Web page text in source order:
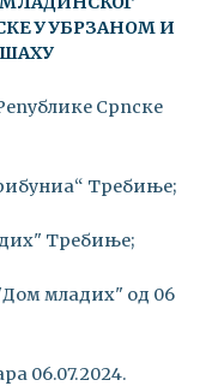
У УБРЗАНОМ И
Српске
Требиње;
Требиње;
младих" од 06
06.07.2024.